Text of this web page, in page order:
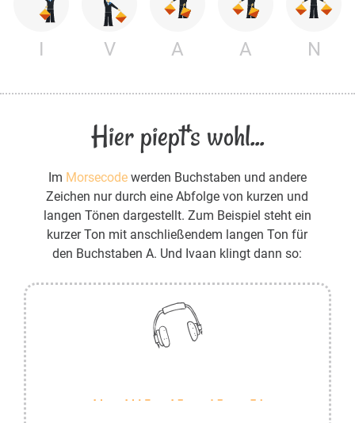
I V A A N
Hier piept's wohl...
Im Morsecodewerden Buchstaben und andere
Zeichen nur durch eine Abfolge von kurzen und
langen Tönen dargestellt. Zum Beispiel steht ein
kurzer Ton mit anschließendem langen Ton für
den Buchstaben A. Und Ivaan klingt dann so: